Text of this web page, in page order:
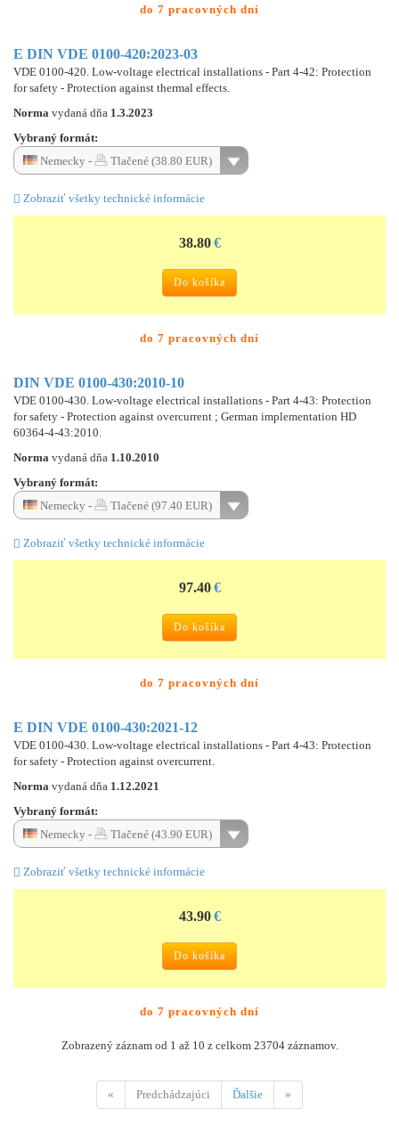
do 7 pracovných dní
E DIN VDE 0100-420:2023-03
VDE 0100-420. Low-voltage electrical installations - Part 4-42: Protection
for safety - Protection against thermal effects.
Norma vydaná dňa 1.3.2023
Vybraný formát:
Nemecky -
Tlačené (38.80 EUR)
Zobraziť všetky technické informácie
38.80 €
Do košíka
do 7 pracovných dní
DIN VDE 0100-430:2010-10
VDE 0100-430. Low-voltage electrical installations - Part 4-43: Protection
for safety - Protection against overcurrent ; German implementation HD
60364-4-43:2010.
Norma vydaná dňa 1.10.2010
Vybraný formát:
Nemecky -
Tlačené (97.40 EUR)
Zobraziť všetky technické informácie
97.40 €
Do košíka
do 7 pracovných dní
E DIN VDE 0100-430:2021-12
VDE 0100-430. Low-voltage electrical installations - Part 4-43: Protection
for safety - Protection against overcurrent.
Norma vydaná dňa 1.12.2021
Vybraný formát:
Nemecky -
Tlačené (43.90 EUR)
Zobraziť všetky technické informácie
43.90 €
Do košíka
do 7 pracovných dní
Zobrazený záznam od 1 až 10 z celkom 23704 záznamov.
« Predchádzajúci Ďalšie »